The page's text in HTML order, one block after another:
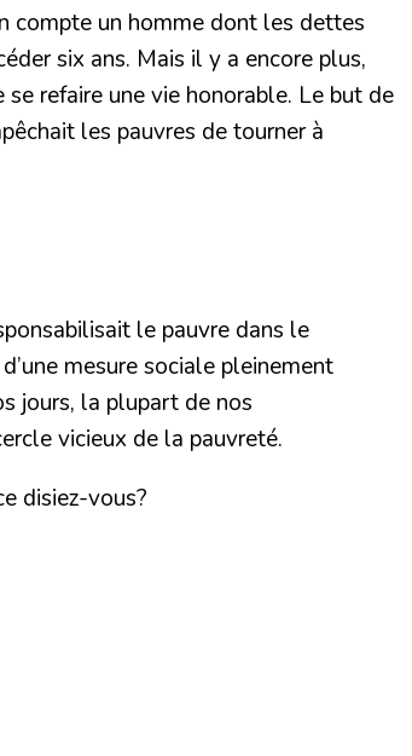
compte un homme dont les dettes
six ans. Mais il y a encore plus,
refaire une vie honorable. Le but de
les pauvres de tourner à
le pauvre dans le
mesure sociale pleinement
jours, la plupart de nos
vicieux de la pauvreté.
disiez-vous?